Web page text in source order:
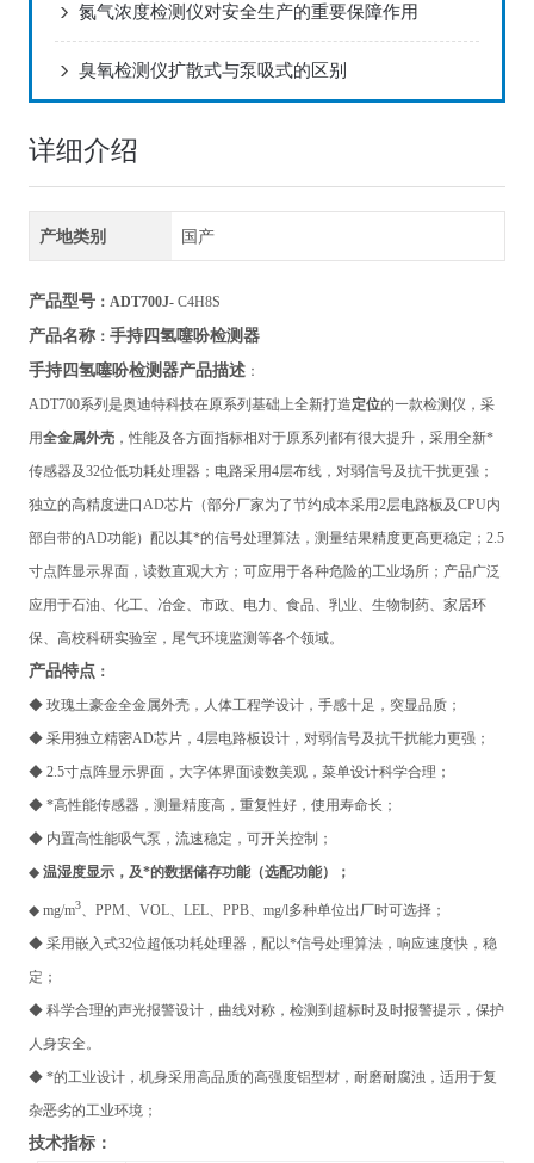
氮气浓度检测仪对安全生产的重要保障作用
臭氧检测仪扩散式与泵吸式的区别
详细介绍
产地类别 国产
产品型号：ADT700J-C4H8S
产品名称： 手持四氢噻吩检测器
手持四氢噻吩检测器产品描述：
ADT700系列 是奥迪特科技在原系列基础上全新打造定位的一款检测仪，采
用全金属外壳，性能及各方面指标相对于原系列都有很大提升，采用全新*
传感器及32位低功耗处理器；电路采用4层布线，对弱信号及抗干扰更强；
独立的高精度进口AD芯片（部分厂家为了节约成本采用2层电路板及CPU内
部自带的AD功能）配以其*的信号处理算法，测量结果精度更高更稳定；2.5
寸点阵显示界面，读数直观大方；可应用于各种危险的工业场所；产品广泛
应用于石油、化工、冶金、市政、电力、食品、乳业、生物制药、家居环
保、高校科研实验室，尾气环境监测等各个领域。
产品特点 ：
◆ 玫瑰土豪金全金属外壳，人体工程学设计，手感十足，突显品质；
◆ 采用独立精密AD芯片，4层电路板设计，对弱信号及抗干扰能力更强；
◆ 2.5寸点阵显示界面，大字体界面读数美观，菜单设计科学合理；
◆ *高性能传感器，测量精度高，重复性好，使用寿命长；
◆ 内置高性能吸气泵，流速稳定，可开关控制；
◆温湿度显示，及*的数据储存功能（选配功能）；
◆ mg/m3、PPM、VOL、LEL、PPB、mg/l多种单位出厂时可选择；
◆ 采用嵌入式32位超低功耗处理器，配以*信号处理算法，响应速度快，稳
定；
◆ 科学合理的声光报警设计，曲线对称，检测到超标时及时报警提示，保护
人身安全。
◆ *的工业设计，机身采用高品质的高强度铝型材，耐磨耐腐浊，适用于复
杂恶劣的工业环境；
技术指标：